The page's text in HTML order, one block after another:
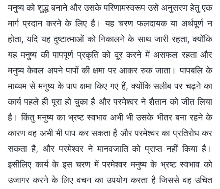
मनुष्य को शुद्ध बनाने और उसके परिणामस्वरूप उसे अनुसरण हेतु एक
मार्ग प्रदान करने के लिए है। यह चरण फलदायक या अर्थपूर्ण न
होता, यदि यह दुष्टात्माओं को निकालने के साथ जारी रहता, क्योंकि
यह मनुष्य की पापपूर्ण प्रकृति को दूर करने में असफल रहता और
मनुष्य केवल अपने पापों की क्षमा पर आकर रुक जाता। पापबलि के
माध्यम से मनुष्य के पाप क्षमा किए गए हैं, क्योंकि सलीब पर चढ़ने का
कार्य पहले ही पूरा हो चुका है और परमेश्वर ने शैतान को जीत लिया
है। किंतु मनुष्य का भ्रष्ट स्वभाव अभी भी उसके भीतर बना रहने के
कारण वह अभी भी पाप कर सकता है और परमेश्वर का प्रतिरोध कर
सकता है, और परमेश्वर ने मानवजाति को प्राप्त नहीं किया है।
इसीलिए कार्य के इस चरण में परमेश्वर मनुष्य के भ्रष्ट स्वभाव को
उजागर करने के लिए वचन का उपयोग करता है जिससे वह उचित